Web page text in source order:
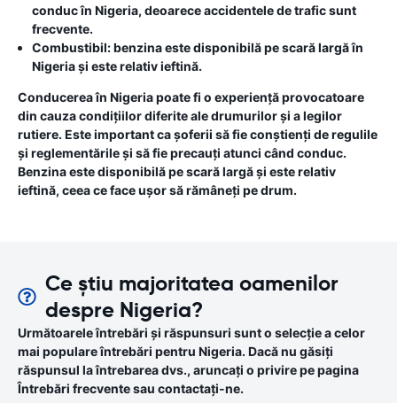
conduc în Nigeria, deoarece accidentele de trafic sunt
frecvente.
Combustibil:benzina este disponibilă pe scară largă în
Nigeria și este relativ ieftină.
Conducerea în Nigeria poate fi o experiență provocatoare
din cauza condițiilor diferite ale drumurilor și a legilor
rutiere. Este important ca șoferii să fie conștienți de regulile
și reglementările și să fie precauți atunci când conduc.
Benzina este disponibilă pe scară largă și este relativ
ieftină, ceea ce face ușor să rămâneți pe drum.
Ce știu majoritatea oamenilor
despre Nigeria?
Următoarele întrebări și răspunsuri sunt o selecție a celor
mai populare întrebări pentru Nigeria. Dacă nu găsiți
răspunsul la întrebarea dvs., aruncați o privire pe pagina
Întrebări frecvente sau contactați-ne.